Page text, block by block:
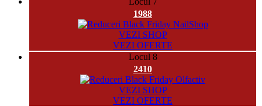
1988
VEZI SHOP
VEZI OFERTE
Locul 8
2410
VEZI SHOP
VEZI OFERTE